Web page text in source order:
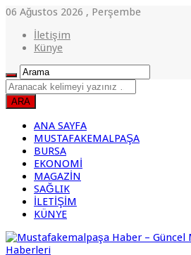
06 Ağustos 2026 , Perşembe
İletişim
Künye
ANA SAYFA
MUSTAFAKEMALPAŞA
BURSA
EKONOMİ
MAGAZİN
SAĞLIK
İLETİŞİM
KÜNYE